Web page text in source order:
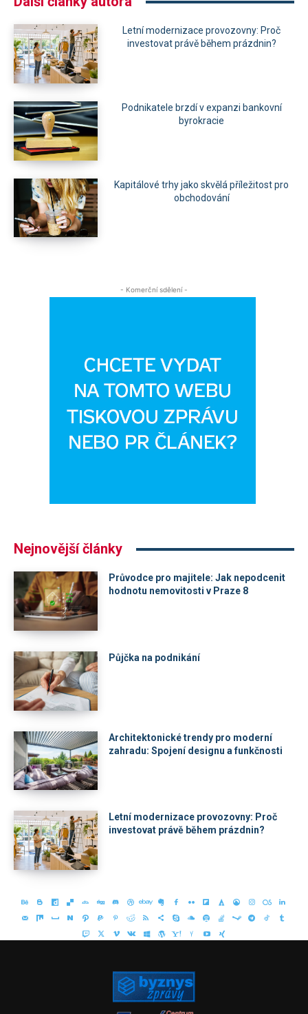
Letní modernizace provozovny: Proč
investovat právě během prázdnin?
Podnikatele brzdí v expanzi bankovní
byrokracie
Kapitálové trhy jako skvělá příležitost pro
obchodování
- Komerční sdělení -
Nejnovější články
Průvodce pro majitele: Jak nepodcenit
hodnotu nemovitosti v Praze 8
Půjčka na podnikání
Architektonické trendy pro moderní
zahradu: Spojení designu a funkčnosti
Letní modernizace provozovny: Proč
investovat právě během prázdnin?